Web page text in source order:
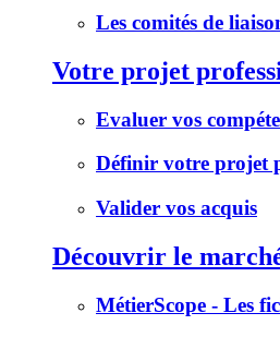
Les comités de
Votre projet
Evaluer vos
Définir votre projet
Valider vos acquis
Découvrir le
MétierScope - Les